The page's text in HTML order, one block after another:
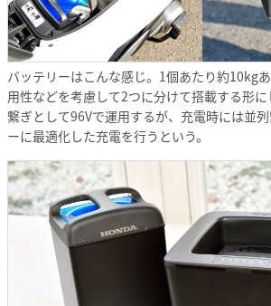
バッテリーはこんな感じ。1個あたり約10kg
用性などを考慮して2つに分けて搭載する形
繋ぎとして96Vで運用するが、充電時には並
ーに最適化した充電を行うという。